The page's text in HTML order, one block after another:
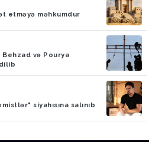
etməyə məhkumdur
və Pourya
siyahısına salınıb